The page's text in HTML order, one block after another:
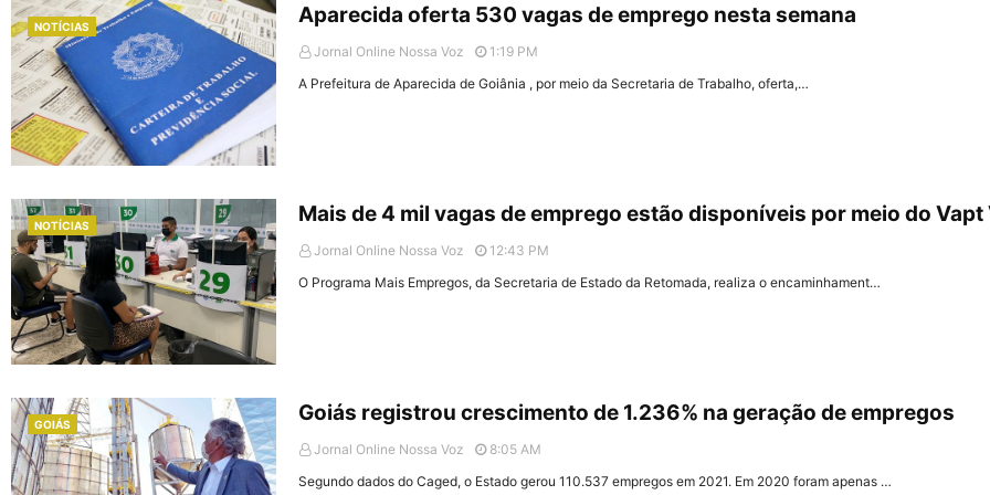
NOTÍCIAS Aparecida oferta 530 vagas de emprego nesta semana
Jornal Online Nossa Voz
1:19 PM
A Prefeitura de Aparecida de Goiânia , por meio da Secretaria de Trabalho, oferta,…
NOTÍCIAS Mais de 4 mil vagas de emprego estão disponíveis por meio do Vapt
Jornal Online Nossa Voz
12:43 PM
O Programa Mais Empregos, da Secretaria de Estado da Retomada, realiza o encaminhament…
GOIÁS Goiás registrou crescimento de 1.236% na geração de empregos
Jornal Online Nossa Voz
8:05 AM
Segundo dados do Caged, o Estado gerou 110.537 empregos em 2021. Em 2020 foram apenas …